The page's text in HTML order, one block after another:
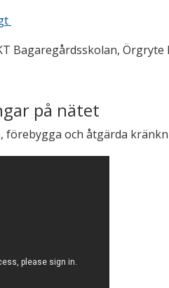
Bagaregårdsskolan, Örgryte
på nätet
och åtgärda